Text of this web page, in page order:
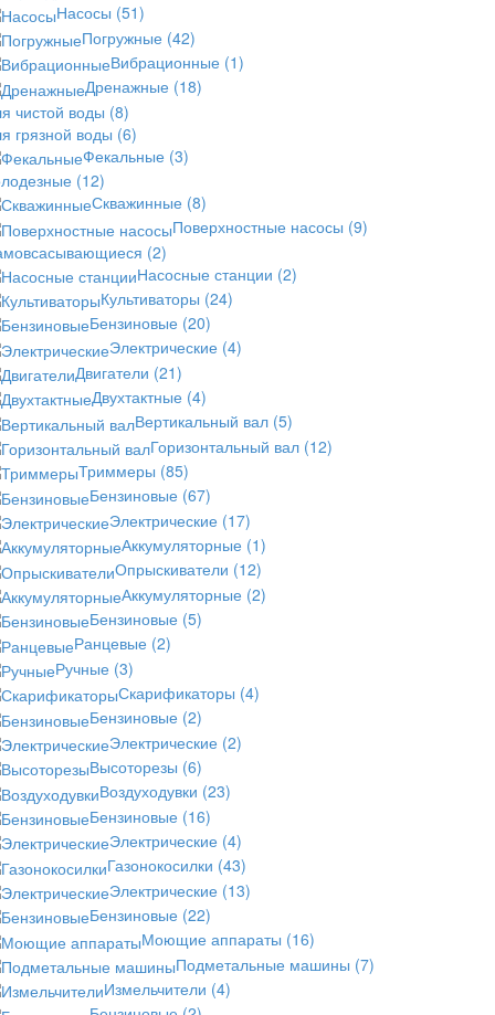
Насосы (51)
Погружные (42)
Вибрационные (1)
Дренажные (18)
чистой воды (8)
грязной воды (6)
Фекальные (3)
(12)
Скважинные (8)
Поверхностные насосы (9)
(2)
Насосные станции (2)
Культиваторы (24)
Бензиновые (20)
Электрические (4)
Двигатели (21)
Двухтактные (4)
Вертикальный вал (5)
Горизонтальный вал (12)
Триммеры (85)
Бензиновые (67)
Электрические (17)
Аккумуляторные (1)
Опрыскиватели (12)
Аккумуляторные (2)
Бензиновые (5)
Ранцевые (2)
Ручные (3)
Скарификаторы (4)
Бензиновые (2)
Электрические (2)
Высоторезы (6)
Воздуходувки (23)
Бензиновые (16)
Электрические (4)
Газонокосилки (43)
Электрические (13)
Бензиновые (22)
Моющие аппараты (16)
Подметальные машины (7)
Измельчители (4)